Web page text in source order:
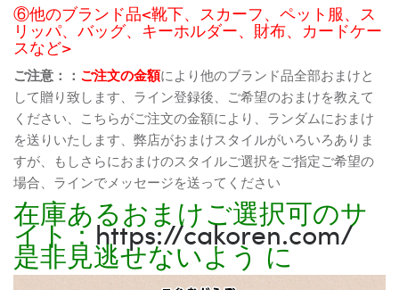
⑥他のブランド品<靴下、スカーフ、ペット服、ス
リッパ、バッグ、キーホルダー、財布、カードケー
スなど>
ご注意：： ご注文の金額により他のブランド品全部おまけと
して贈り致します、ライン登録後、ご希望のおまけを教えて
ください、こちらがご注文の金額により、ランダムにおまけ
を送りいたします、弊店がおまけスタイルがいろいろありま
すが、もしさらにおまけのスタイルご選択をご指定ご希望の
場合、ラインでメッセージを送ってください
在庫あるおまけご選択可のサ
イト：https://cakoren.com/
是非見逃せないよう に